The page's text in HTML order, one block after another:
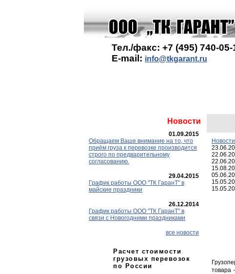
Тел./факс: +7 (495) 740-05-
E-mail: info@tkgarant.ru
Новости
01.09.2015
Обращаем Ваше внимание на то, что
приём груза к перевозке производится
строго по предварительному
согласованию.
29.04.2015
График работы ООО "ТК ГаранT" в
майские праздники
26.12.2014
График работы ООО "ТК ГаранТ" в
связи с Новогодними праздниками
все новости
Расчет стоимости
грузовых перевозок
по России
товара